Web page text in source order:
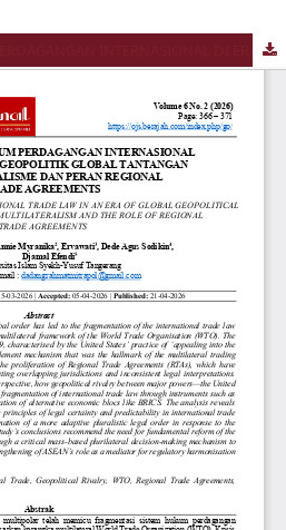
FRAGMENTASI HUKUM PERDAGANGAN INTERNASIONAL DI ERA RIVALITAS GEOPOLITIK GLOBAL TANTANGAN MULTILATERALISME DAN PERAN REGIONAL TRADE AGREEMENTS